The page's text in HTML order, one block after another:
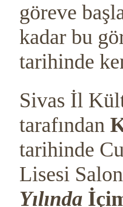
göreve
kadar bu
tarihinde
Sivas İl
tarafından
tarihinde
Lisesi
Yılında